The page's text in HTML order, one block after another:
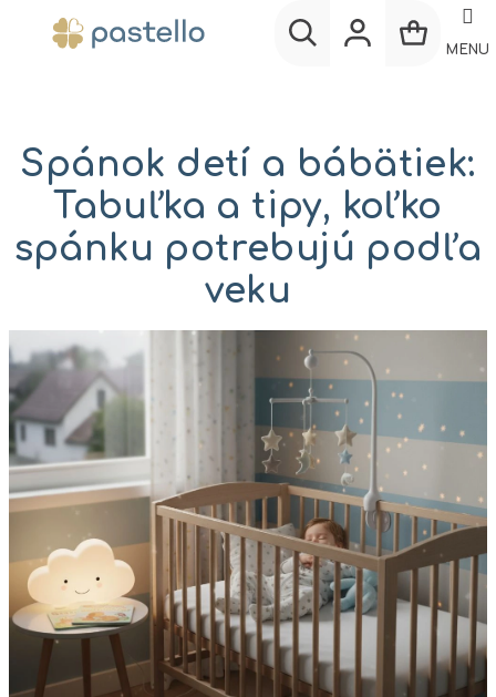
MENU
Spánok detí a bábätiek:
Tabuľka a tipy, koľko
spánku potrebujú podľa
veku